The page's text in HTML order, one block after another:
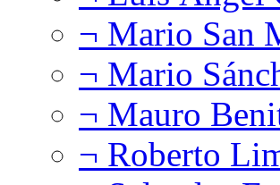
¬ Mario San
¬ Mario
¬ Mauro
¬ Roberto